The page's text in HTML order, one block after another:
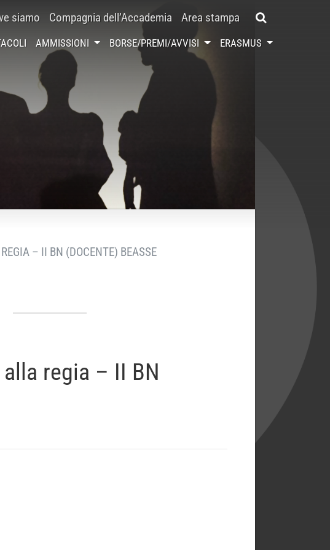
siamo Compagnia dell’Accademia Area stampa
AMMISSIONI BORSE/PREMI/AVVISI ERASMUS
– II BN (DOCENTE) BEASSE
regia – II BN